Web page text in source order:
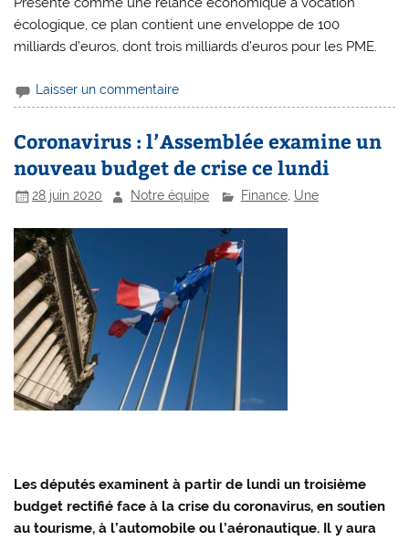
écologique, ce plan contient une enveloppe de 100
milliards d’euros, dont trois milliards d’euros pour les PME.
Laisser un commentaire
Coronavirus : l’Assemblée examine un
nouveau budget de crise ce lundi
28 juin 2020 Notre équipe Finance, Une
Les députés examinent à partir de lundi un troisième
budget rectifié face à la crise du coronavirus, en soutien
au tourisme, à l’automobile ou l’aéronautique. Il y aura